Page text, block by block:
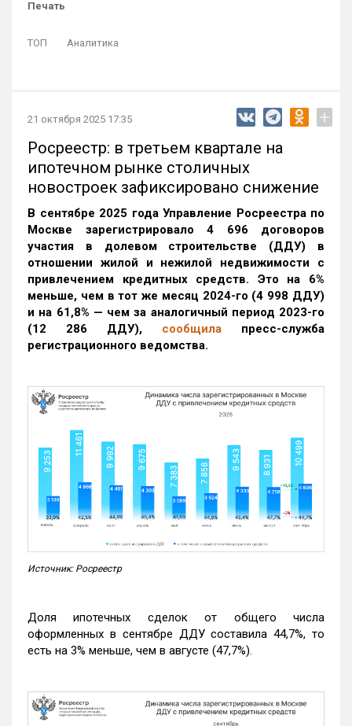
Печать
ТОП Аналитика
21 октября 2025 17:35 +
Росреестр: в третьем квартале на
ипотечном рынке столичных
новостроек зафиксировано снижение
В сентябре 2025 года Управление Росреестра по
Москве зарегистрировало 4 696 договоров
участия в долевом строительстве (ДДУ) в
отношении жилой и нежилой недвижимости с
привлечением кредитных средств. Это на 6%
меньше, чем в тот же месяц 2024-го (4 998 ДДУ)
и на 61,8% — чем за аналогичный период 2023-го
(12 286 ДДУ), сообщила пресс-служба
регистрационного ведомства.
Источник: Росреестр
Доля ипотечных сделок от общего числа
оформленных в сентябре ДДУ составила 44,7%, то
есть на 3% меньше, чем в августе (47,7%).